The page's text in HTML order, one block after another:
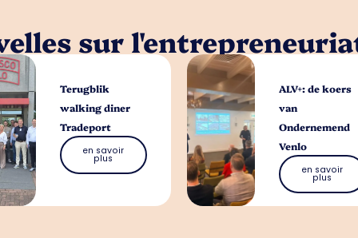
sur
Terugblik
walking diner
Tradeport
en savoir
plus
ALV+: de koers
van
Ondernemend
Venlo
en savoir
plus